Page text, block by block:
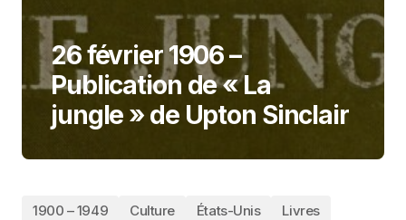
26 février 1906 –
Publication de « La
jungle » de Upton Sinclair
1900 – 1949 Culture États-Unis Livres